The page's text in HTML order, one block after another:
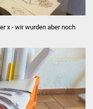
x - wir wurden aber noch